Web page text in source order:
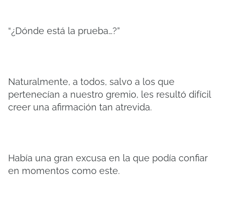
“¿Dónde está la prueba…?”
Naturalmente, a todos, salvo a los que
pertenecían a nuestro gremio, les resultó difícil
creer una afirmación tan atrevida.
Había una gran excusa en la que podía confiar
en momentos como este.